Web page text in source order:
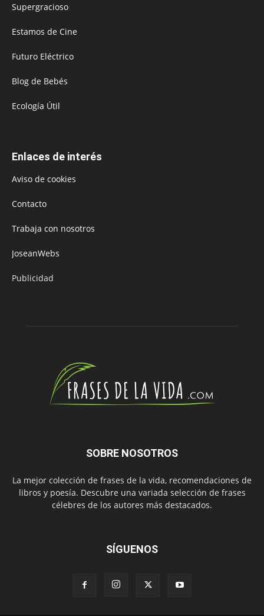
Supergracioso
Estamos de Cine
Futuro Eléctrico
Blog de Bebés
Ecología Útil
Enlaces de interés
Aviso de cookies
Contacto
Trabaja con nosotros
JoseanWebs
Publicidad
SOBRE NOSOTROS
La mejor colección de frases de la vida, recomendaciones de
libros y poesía. Descubre una variada selección de frases
célebres de los autores más destacados.
SÍGUENOS